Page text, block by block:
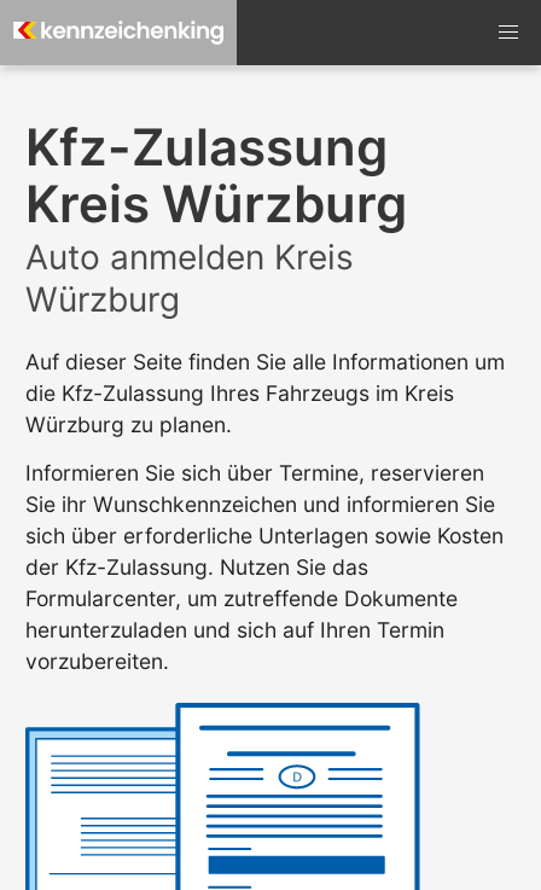
Kfz-Zulassung
Kreis Würzburg
Auto anmelden Kreis
Würzburg
Auf dieser Seite finden Sie alle Informationen um
die Kfz-Zulassung Ihres Fahrzeugs im Kreis
Würzburg zu planen.
Informieren Sie sich über Termine, reservieren
Sie ihr Wunschkennzeichen und informieren Sie
sich über erforderliche Unterlagen sowie Kosten
der Kfz-Zulassung. Nutzen Sie das
Formularcenter, um zutreffende Dokumente
herunterzuladen und sich auf Ihren Termin
vorzubereiten.